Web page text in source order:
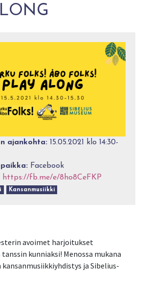
ajankohta: 15.05.2021 klo 14:30-
Facebook
https://fb.me/e/8ho8CeFKP
Kansanmusiikki
avoimet harjoitukset
kunniaksi! Menossa mukana
kansanmusiikkiyhdistys ja Sibelius-